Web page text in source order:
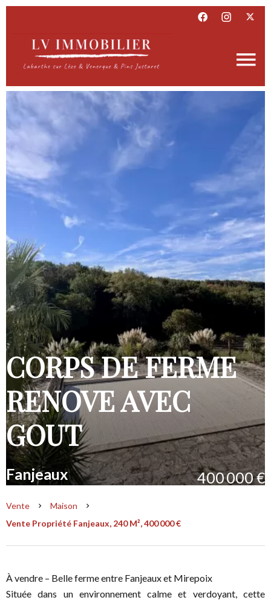
CORPS DE FERME
RENOVE AVEC
GOUT
Fanjeaux 400 000 €
Vente
Maison
Vente Propriété Fanjeaux, 240 M², 400 000 €
À vendre – Belle ferme entre Fanjeaux et Mirepoix
Située dans un environnement calme et verdoyant, cette